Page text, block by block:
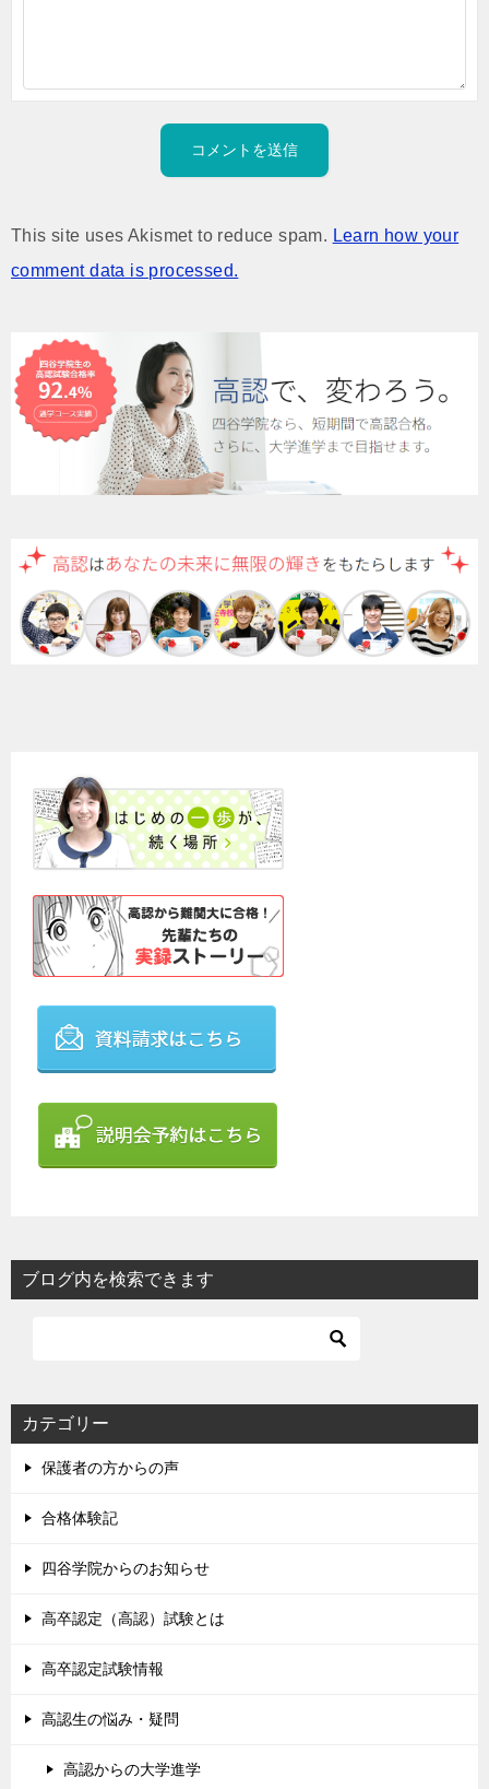
This site uses Akismet to reduce spam. Learn how your
comment data is processed.
ブログ内を検索できます
カテゴリー
保護者の方からの声
合格体験記
四谷学院からのお知らせ
高卒認定（高認）試験とは
高卒認定試験情報
高認生の悩み・疑問
高認からの大学進学